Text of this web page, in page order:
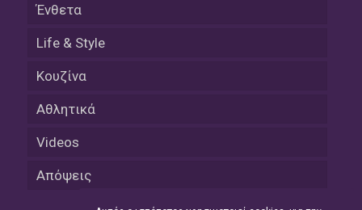
Ένθετα
Life & Style
Κουζίνα
Αθλητικά
Videos
Απόψεις